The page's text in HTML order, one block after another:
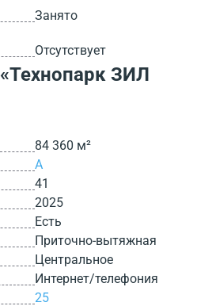
Занято
Отсутствует
«Технопарк ЗИЛ
84 360 м²
A
41
2025
Есть
Приточно-вытяжная
Центральное
Интернет/телефония
25